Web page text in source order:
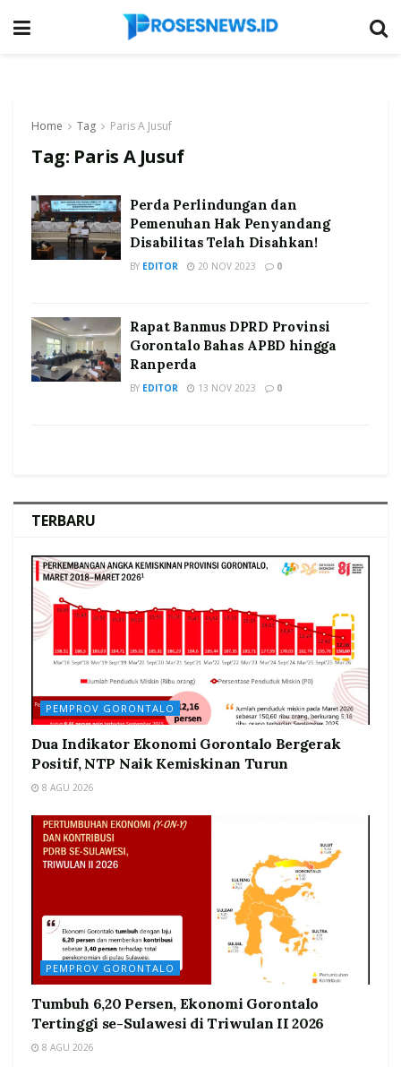
Home Tag Paris A Jusuf
Tag: Paris A Jusuf
Perda Perlindungan dan
Pemenuhan Hak Penyandang
Disabilitas Telah Disahkan!
BY EDITOR 20 NOV 2023 0
Rapat Banmus DPRD Provinsi
Gorontalo Bahas APBD hingga
Ranperda
BY EDITOR 13 NOV 2023 0
TERBARU
PEMPROV GORONTALO
Dua Indikator Ekonomi Gorontalo Bergerak
Positif, NTP Naik Kemiskinan Turun
8 AGU 2026
PEMPROV GORONTALO
Tumbuh 6,20 Persen, Ekonomi Gorontalo
Tertinggi se-Sulawesi di Triwulan II 2026
8 AGU 2026